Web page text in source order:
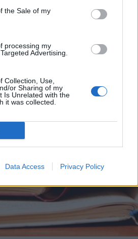
the Sale of my
processing my
Advertising.
Collection, Use,
or Sharing of my
Is Unrelated with the
it was collected.
Data Access Privacy Policy
dell’ASST Ovest
per il
È la prima